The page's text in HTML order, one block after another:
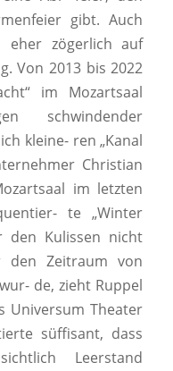
gibt. Auch
eher zögerlich auf
Von 2013 bis 2022
im Mozartsaal
schwindender
kleine- ren „Kanal
Christian
im letzten
te „Winter
den Kulissen nicht
den Zeitraum von
de, zieht Ruppel
Universum Theater
süffisant, dass
Leerstand